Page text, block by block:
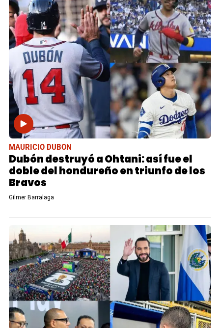
MAURICIO DUBON
Dubón destruyó a Ohtani: así fue el
doble del hondureño en triunfo de los
Bravos
Gilmer Barralaga